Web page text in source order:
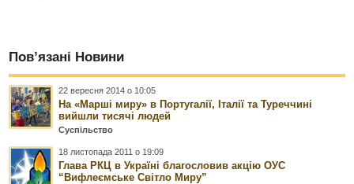
Пов’язані Новини
22 вересня 2014 о 10:05
На «Марші миру» в Португалії, Італії та Туреччині
вийшли тисячі людей
Суспільство
18 листопада 2011 о 19:09
Глава РКЦ в Україні благословив акцію ОУС
“Вифлеємське Світло Миру”